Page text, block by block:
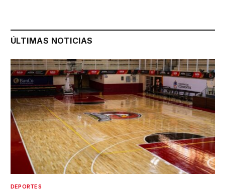
ÚLTIMAS NOTICIAS
DEPORTES